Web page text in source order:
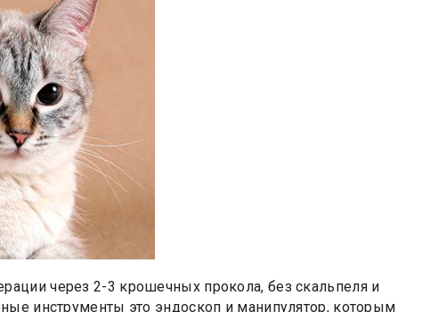
через 2-3 крошечных прокола, без скальпеля и
инструменты это эндоскоп и манипулятор, которым